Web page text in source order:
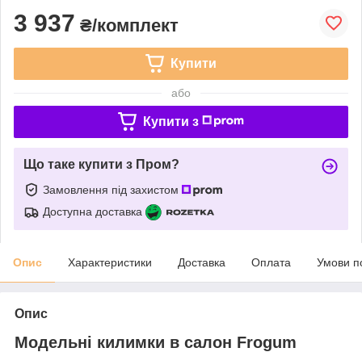
3 937 ₴/комплект
Купити
або
Купити з
Що таке купити з Пром?
Замовлення під захистом
Доступна доставка
Опис Характеристики Доставка Оплата Умови
Опис
Модельні килимки в салон Frogum